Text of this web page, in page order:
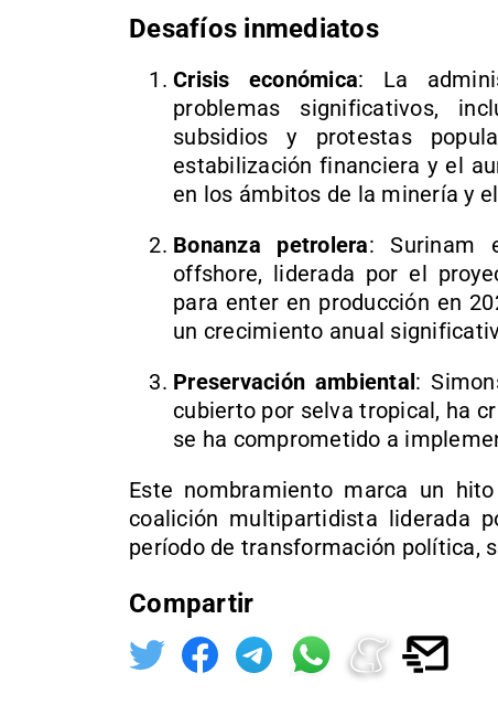
Desafíos inmediatos
Crisis económica: La
problemas significativos,
subsidios y protestas
estabilización financiera y el
en los ámbitos de la minería y
Bonanza petrolera: Surinam
offshore, liderada por el
para enter en producción en
un crecimiento anual
Preservación ambiental:
cubierto por selva tropical, ha
se ha comprometido a
Este nombramiento marca un
coalición multipartidista liderada
período de transformación política,
Compartir